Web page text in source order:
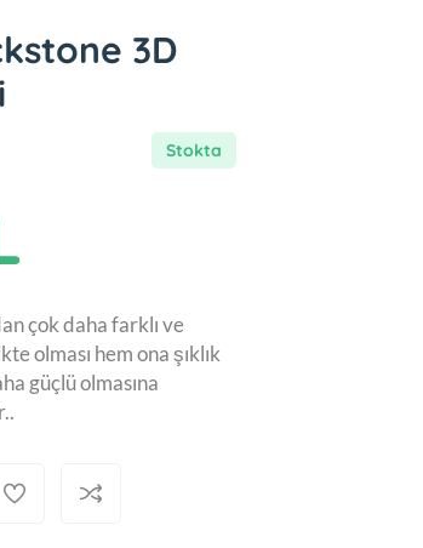
3D
Stokta
çok daha farklı ve
olması hem ona şıklık
güçlü olmasına